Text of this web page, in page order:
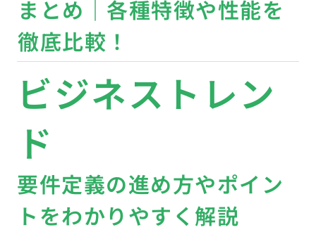
まとめ｜各種特徴や性能を
徹底比較！
ビジネストレン
ド
要件定義の進め方やポイン
トをわかりやすく解説